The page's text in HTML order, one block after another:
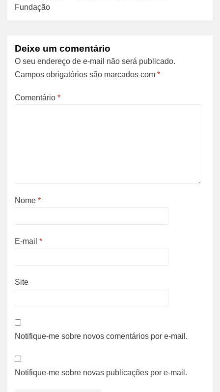
Fundação
Deixe um comentário
O seu endereço de e-mail não será publicado.
Campos obrigatórios são marcados com *
Comentário *
Nome *
E-mail *
Site
Notifique-me sobre novos comentários por e-mail.
Notifique-me sobre novas publicações por e-mail.